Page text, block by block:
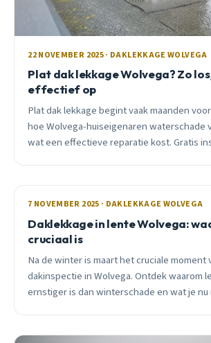
22 NOVEMBER 2025 · DAKLEKKAGE WOLVEGA
Plat dak lekkage Wolvega? Zo
effectief op
Plat dak lekkage begint vaak maanden
hoe Wolvega-huiseigenaren waterschade
wat een effectieve reparatie kost. Gratis
7 NOVEMBER 2025 · DAKLEKKAGE WOLVEGA
Daklekkage in lente Wolvega:
cruciaal is
Na de winter is maart het cruciale moment
dakinspectie in Wolvega. Ontdek waarom
ernstiger is dan winterschade en wat je